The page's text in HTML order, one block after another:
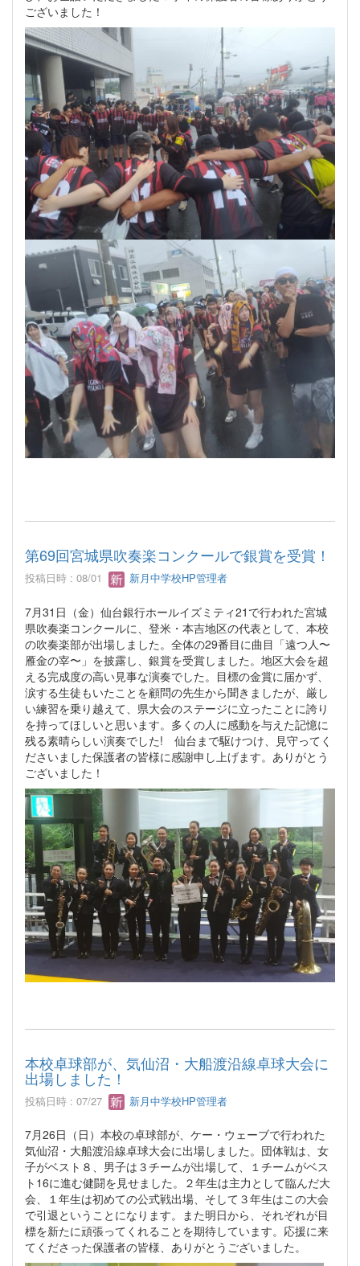
ございました！
第69回宮城県吹奏楽コンクールで銀賞を受賞！
投稿日時 : 08/01 新月中学校HP管理者
7月31日（金）仙台銀行ホールイズミティ21で行われた宮城
県吹奏楽コンクールに、登米・本吉地区の代表として、本校
の吹奏楽部が出場しました。全体の29番目に曲目「遠つ人〜
雁金の宰〜」を披露し、銀賞を受賞しました。地区大会を超
える完成度の高い見事な演奏でした。目標の金賞に届かず、
涙する生徒もいたことを顧問の先生から聞きましたが、厳し
い練習を乗り越えて、県大会のステージに立ったことに誇り
を持ってほしいと思います。多くの人に感動を与えた記憶に
残る素晴らしい演奏でした! 仙台まで駆けつけ、見守ってく
ださいました保護者の皆様に感謝申し上げます。ありがとう
ございました！
本校卓球部が、気仙沼・大船渡沿線卓球大会に
出場しました！
投稿日時 : 07/27 新月中学校HP管理者
7月26日（日）本校の卓球部が、ケー・ウェーブで行われた
気仙沼・大船渡沿線卓球大会に出場しました。団体戦は、女
子がベスト８、男子は３チームが出場して、１チームがベス
ト16に進む健闘を見せました。２年生は主力として臨んだ大
会、１年生は初めての公式戦出場、そして３年生はこの大会
で引退ということになります。また明日から、それぞれが目
標を新たに頑張ってくれることを期待しています。応援に来
てくださった保護者の皆様、ありがとうございました。